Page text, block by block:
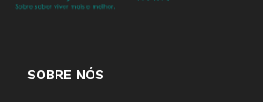
SOBRE NÓS